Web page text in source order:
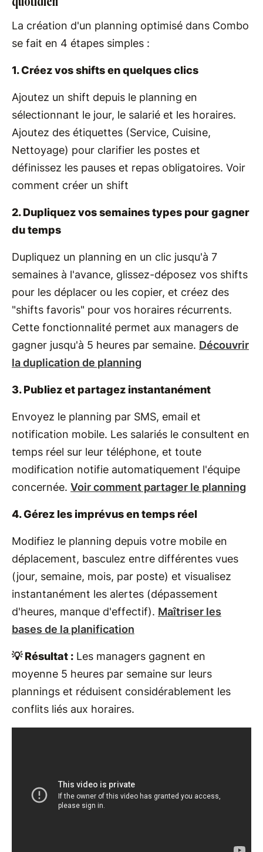
La création d'un planning optimisé dans Combo
se fait en 4 étapes simples :
1. Créez vos shifts en quelques clics
Ajoutez un shift depuis le planning en
sélectionnant le jour, le salarié et les horaires.
Ajoutez des étiquettes (Service, Cuisine,
Nettoyage) pour clarifier les postes et
définissez les pauses et repas obligatoires. Voir
comment créer un shift
2. Dupliquez vos semaines types pour gagner
du temps
Dupliquez un planning en un clic jusqu'à 7
semaines à l'avance, glissez-déposez vos shifts
pour les déplacer ou les copier, et créez des
"shifts favoris" pour vos horaires récurrents.
Cette fonctionnalité permet aux managers de
gagner jusqu'à 5 heures par semaine. Découvrir
la duplication de planning
3. Publiez et partagez instantanément
Envoyez le planning par SMS, email et
notification mobile. Les salariés le consultent en
temps réel sur leur téléphone, et toute
modification notifie automatiquement l'équipe
concernée. Voir comment partager le planning
4. Gérez les imprévus en temps réel
Modifiez le planning depuis votre mobile en
déplacement, basculez entre différentes vues
(jour, semaine, mois, par poste) et visualisez
instantanément les alertes (dépassement
d'heures, manque d'effectif). Maîtriser les
bases de la planification
💡 Résultat : Les managers gagnent en
moyenne 5 heures par semaine sur leurs
plannings et réduisent considérablement les
conflits liés aux horaires.